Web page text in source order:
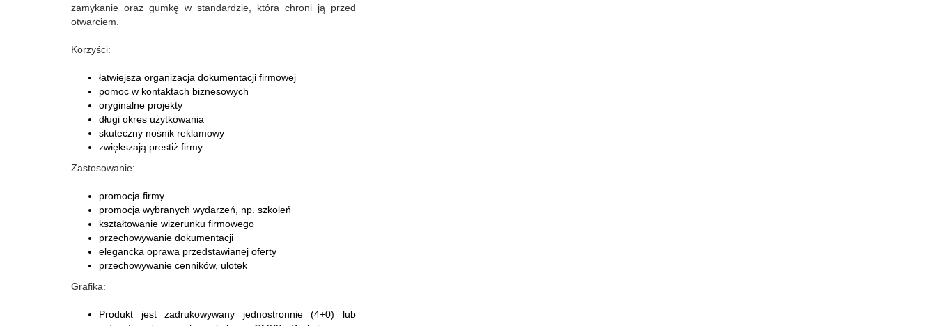
zamykanie oraz gumkę w standardzie, która chroni ją przed
otwarciem.
Korzyści:
łatwiejsza organizacja dokumentacji firmowej
pomoc w kontaktach biznesowych
oryginalne projekty
długi okres użytkowania
skuteczny nośnik reklamowy
zwiększają prestiż firmy
Zastosowanie:
promocja firmy
promocja wybranych wydarzeń, np. szkoleń
kształtowanie wizerunku firmowego
przechowywanie dokumentacji
elegancka oprawa przedstawianej oferty
przechowywanie cenników, ulotek
Grafika:
Produkt jest zadrukowywany jednostronnie (4+0) lub